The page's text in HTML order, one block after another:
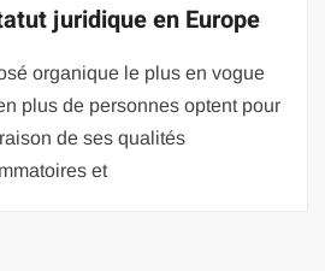
juridique en Europe
organique le plus en vogue
plus de personnes optent pour
de ses qualités
et